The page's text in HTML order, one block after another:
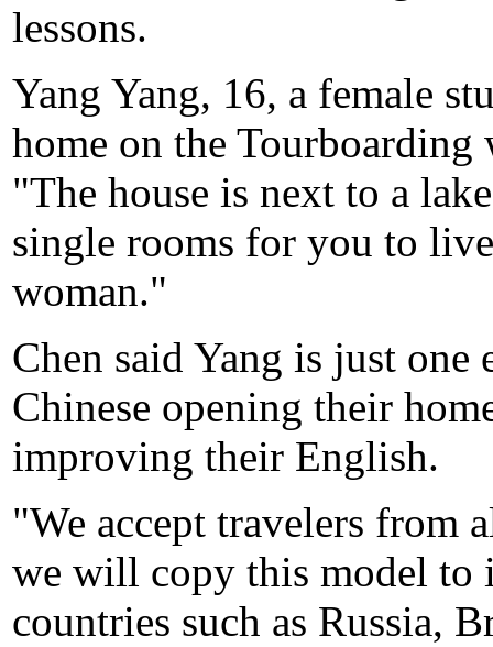
lessons.
Yang Yang, 16, a female
home on the Tourboarding
"The house is next to a
single rooms for you to
woman."
Chen said Yang is just
Chinese opening their
improving their English.
"We accept travelers from
we will copy this model to
countries such as Russia,